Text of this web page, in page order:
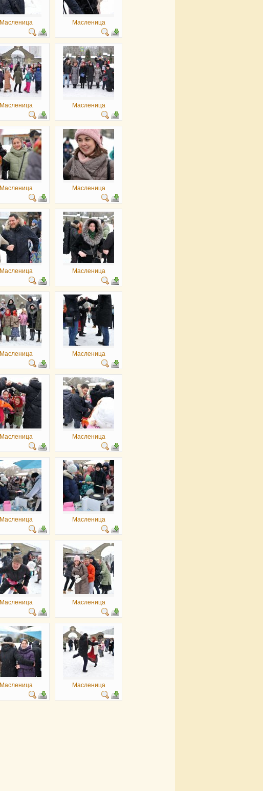
Масленица Масленица
Масленица Масленица
Масленица Масленица
Масленица Масленица
Масленица Масленица
Масленица Масленица
Масленица Масленица
Масленица Масленица
Масленица Масленица